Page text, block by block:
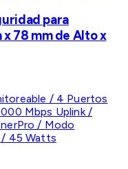
para
x 78 mm de Alto x